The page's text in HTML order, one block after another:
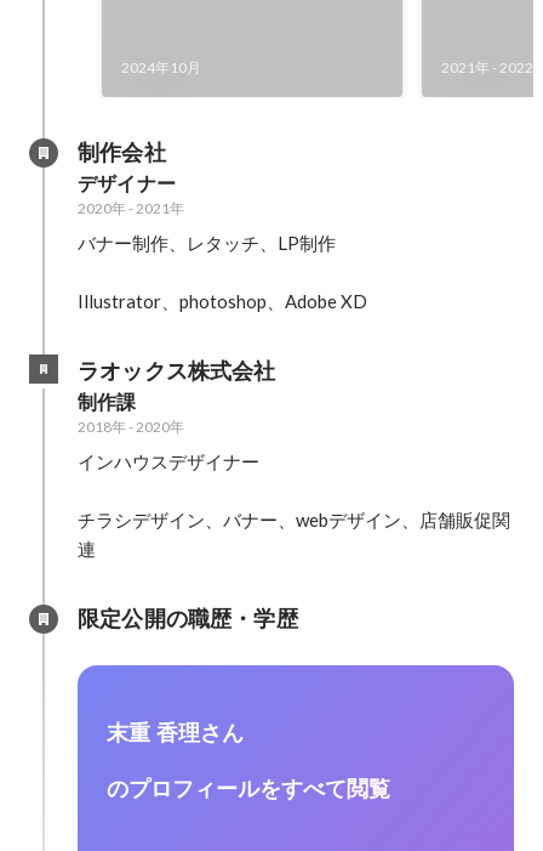
2024年10月 2021年 - 2022
制作会社
デザイナー
2020年- 2021年
バナー制作、レタッチ、LP制作
Illustrator、photoshop、Adobe XD
ラオックス株式会社
制作課
2018年- 2020年
インハウスデザイナー
チラシデザイン、バナー、webデザイン、店舗販促関
連
限定公開の職歴・学歴
末重 香理さん
のプロフィールをすべて閲覧